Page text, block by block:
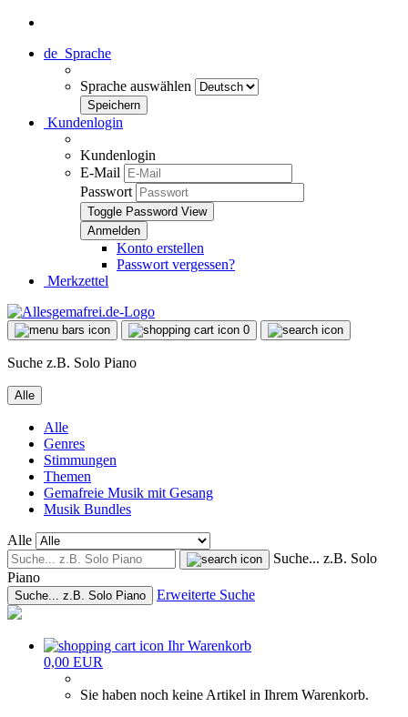
de Sprache
Sprache auswählen
Kundenlogin
Kundenlogin
E-Mail
Passwort
Toggle Password View
Konto erstellen
Passwort vergessen?
Merkzettel
0
Suche z.B. Solo Piano
Alle
Alle
Genres
Stimmungen
Themen
Gemafreie Musik mit Gesang
Musik Bundles
Alle
Suche... z.B. Solo
Piano
Suche... z.B. Solo Piano Erweiterte Suche
Ihr Warenkorb
0,00 EUR
Sie haben noch keine Artikel in Ihrem Warenkorb.